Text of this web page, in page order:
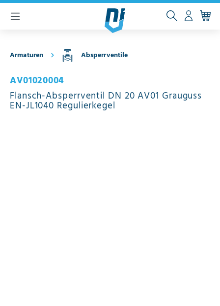
springen
Armaturen Absperrventile
AV01020004
Flansch-Absperrventil DN 20 AV01 Grauguss
EN-JL1040 Regulierkegel